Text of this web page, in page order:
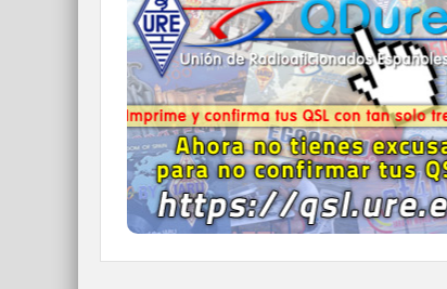
Imprime y confirma tus QSL en tan solo
click.
Nunca fue tan fácil y cómodo
el confirmar tus contactos.
IR A QDURE